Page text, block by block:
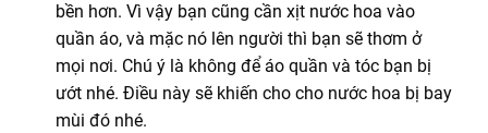
bền hơn. Vì vậy bạn cũng cần xịt nước hoa vào
quần áo, và mặc nó lên người thì bạn sẽ thơm ở
mọi nơi. Chú ý là không để áo quần và tóc bạn bị
ướt nhé. Điều này sẽ khiến cho cho nước hoa bị bay
mùi đónhé.